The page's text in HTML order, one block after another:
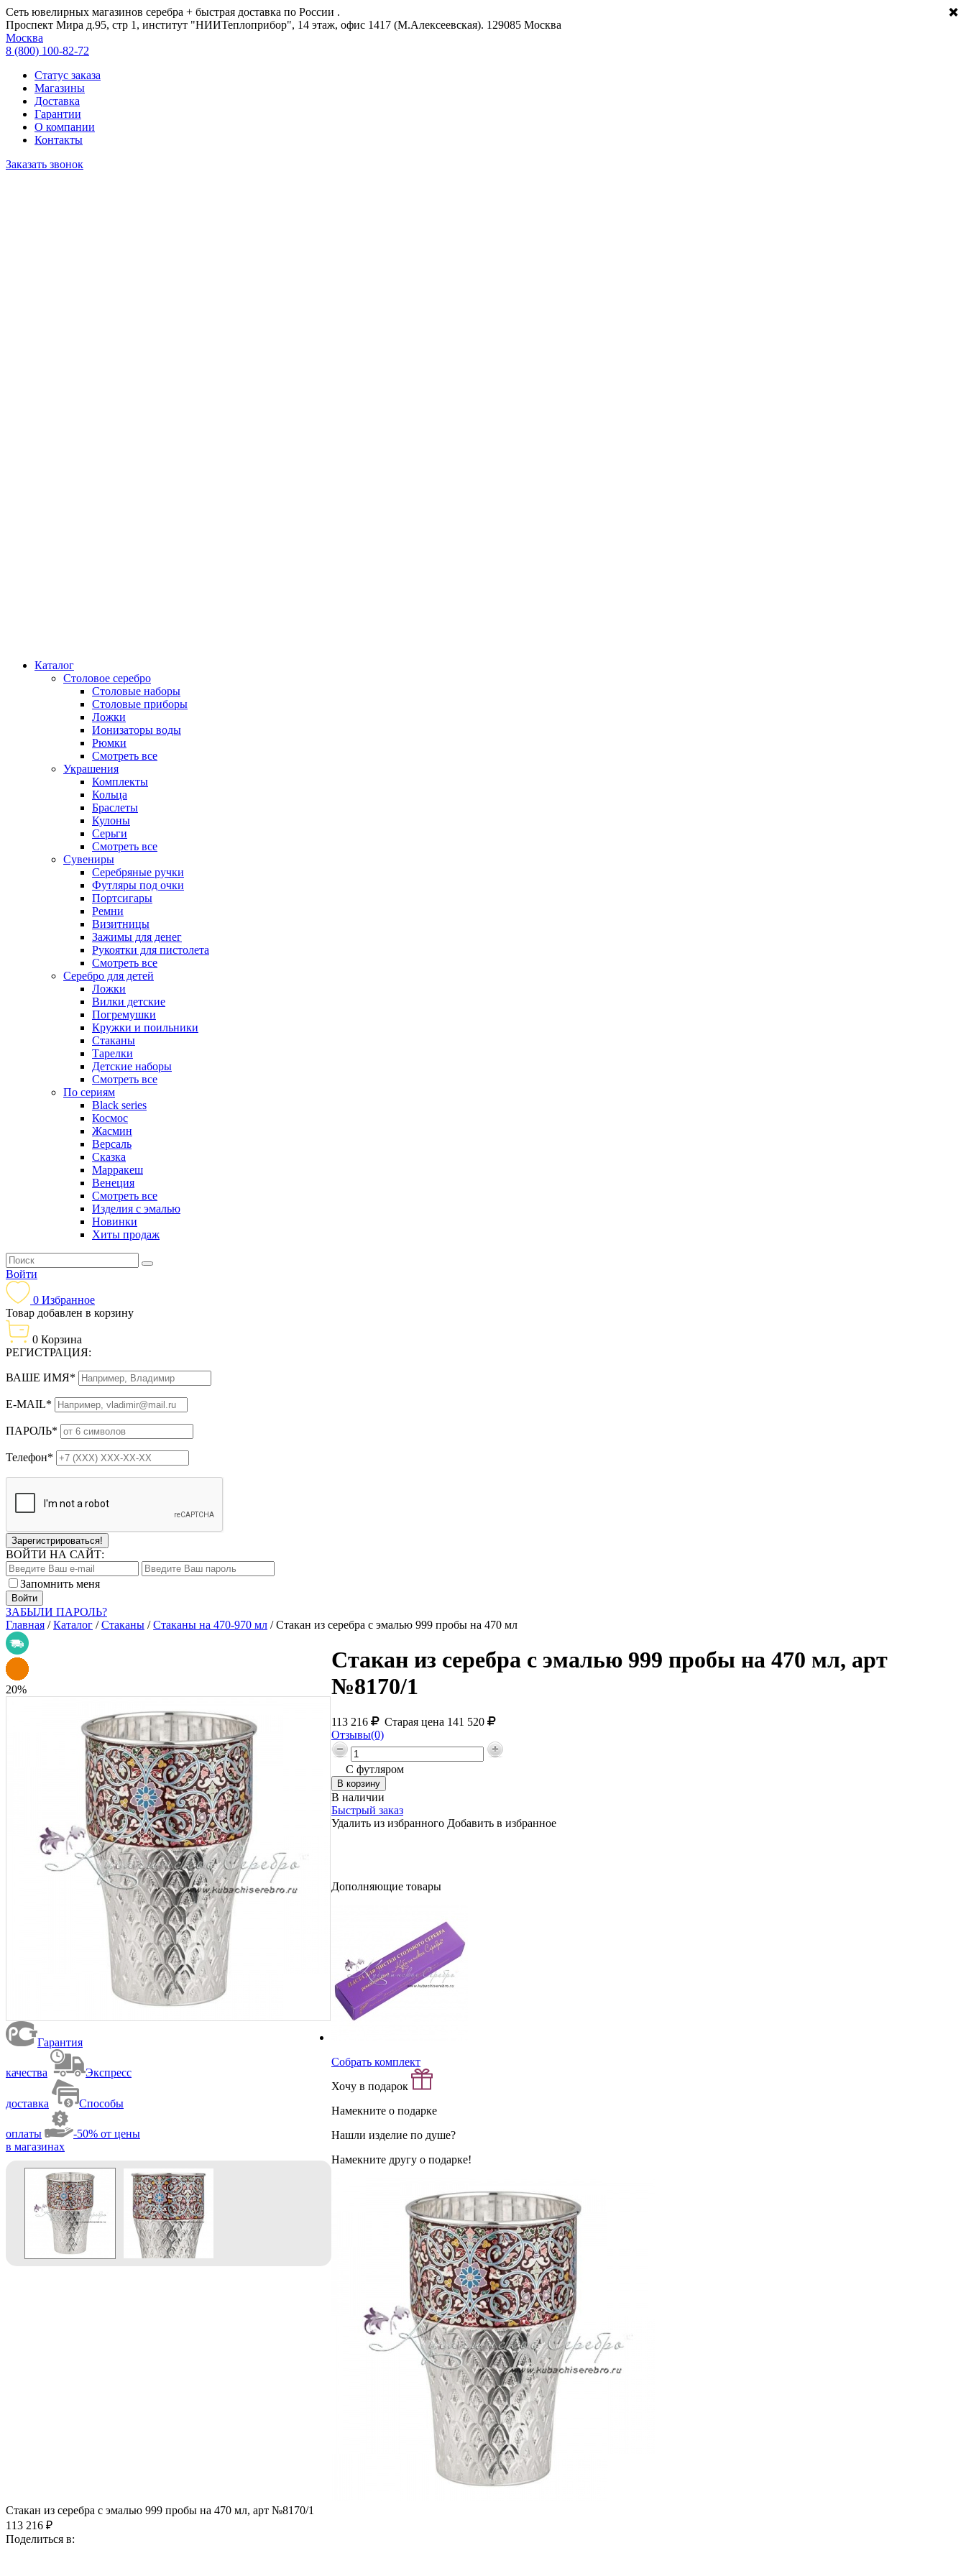
Сеть ювелирных магазинов серебра + быстрая доставка по России .
Проспект Мира д.95, стр 1, институт "НИИТеплоприбор", 14 этаж, офис 1417 (М.Алексеевская). 129085 Москва
Москва
8 (800) 100-82-72
Статус заказа
Магазины
Доставка
Гарантии
О компании
Контакты
Заказать звонок
Каталог
Столовое серебро
Столовые наборы
Столовые приборы
Ложки
Ионизаторы воды
Рюмки
Смотреть все
Украшения
Комплекты
Кольца
Браслеты
Кулоны
Серьги
Смотреть все
Сувениры
Серебряные ручки
Футляры под очки
Портсигары
Ремни
Визитницы
Зажимы для денег
Рукоятки для пистолета
Смотреть все
Серебро для детей
Ложки
Вилки детские
Погремушки
Кружки и поильники
Стаканы
Тарелки
Детские наборы
Смотреть все
По сериям
Black series
Космос
Жасмин
Версаль
Сказка
Марракеш
Венеция
Смотреть все
Изделия с эмалью
Новинки
Хиты продаж
Войти
0 Избранное
Товар добавлен в корзину
0 Корзина
РЕГИСТРАЦИЯ:
ВАШЕ ИМЯ*
E-MAIL*
ПАРОЛЬ*
Телефон*
Зарегистрироваться!
ВОЙТИ НА САЙТ:
Запомнить меня
ЗАБЫЛИ ПАРОЛЬ?
Главная /Каталог /Стаканы /Стаканы на 470-970 мл /Стакан из серебра с эмалью 999 пробы на 470 мл
20%
Гарантия
качества Экспресс
доставка Способы
оплаты
-50% от цены
в магазинах
Стакан из серебра с эмалью 999 пробы на 470 мл, арт
№8170/1
113 216 Старая цена 141 520
Отзывы(0)
С футляром
В наличии
Быстрый заказ
Удалить из избранного Добавить в избранное
Дополняющие товары
Собрать комплект
Хочу в подарок
Намекните о подарке
Нашли изделие по душе?
Намекните другу о подарке!
Стакан из серебра с эмалью 999 пробы на 470 мл, арт №8170/1
113 216 ₽
Поделиться в: